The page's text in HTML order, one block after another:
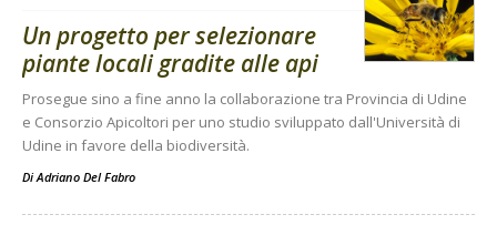
Un progetto per selezionare
piante locali gradite alle api
Prosegue sino a fine anno la collaborazione tra Provincia di Udine
e Consorzio Apicoltori per uno studio sviluppato dall'Università di
Udine in favore della biodiversità.
Di Adriano Del Fabro